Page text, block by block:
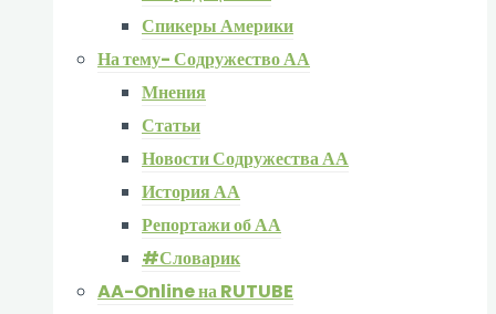
Спикеры Америки
На тему- Содружество АА
Мнения
Статьи
Новости Содружества АА
История АА
Репортажи об АА
#Словарик
AA-Online на RUTUBE